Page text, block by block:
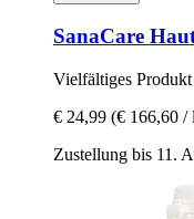
SanaCare
Vielfältiges
€ 24,99 (€ 166,60 /
Zustellung bis 11.